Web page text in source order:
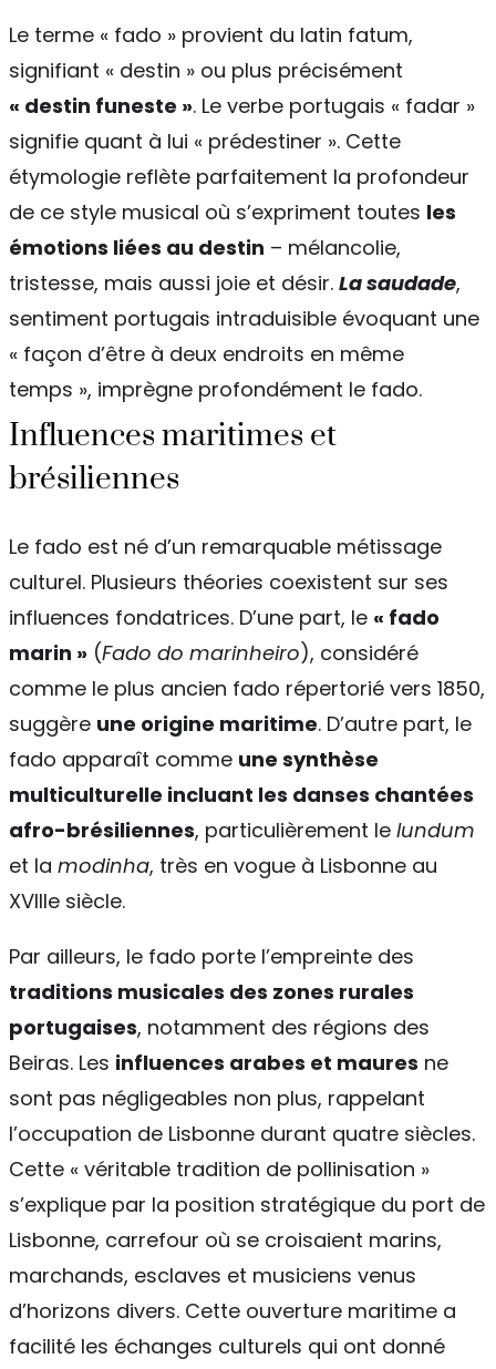
Le terme « fado » provient du latin fatum,
signifiant « destin » ou plus précisément
« destin funeste ». Le verbe portugais « fadar »
signifie quant à lui « prédestiner ». Cette
étymologie reflète parfaitement la profondeur
de ce style musical où s’expriment toutes les
émotions liées au destin – mélancolie,
tristesse, mais aussi joie et désir. La saudade,
sentiment portugais intraduisible évoquant une
« façon d’être à deux endroits en même
temps », imprègne profondément le fado.
Influences maritimes et
brésiliennes
Le fado est né d’un remarquable métissage
culturel. Plusieurs théories coexistent sur ses
influences fondatrices. D’une part, le « fado
marin » (Fado do marinheiro), considéré
comme le plus ancien fado répertorié vers 1850,
suggère une origine maritime. D’autre part, le
fado apparaît comme une synthèse
multiculturelle incluant les danses chantées
afro-brésiliennes, particulièrement le lundum
et la modinha, très en vogue à Lisbonne au
XVIIIe siècle.
Par ailleurs, le fado porte l’empreinte des
traditions musicales des zones rurales
portugaises, notamment des régions des
Beiras. Les influences arabes et maures ne
sont pas négligeables non plus, rappelant
l’occupation de Lisbonne durant quatre siècles.
Cette « véritable tradition de pollinisation »
s’explique par la position stratégique du port de
Lisbonne, carrefour où se croisaient marins,
marchands, esclaves et musiciens venus
d’horizons divers. Cette ouverture maritime a
facilité les échanges culturels qui ont donné